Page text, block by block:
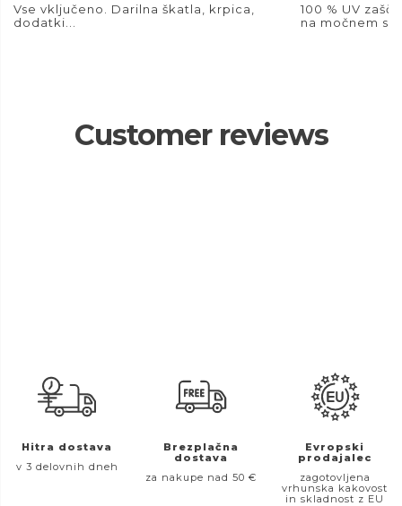
Vse vključeno. Darilna škatla, krpica,
dodatki...
100 % UV
na močnem
Customer reviews
Hitra dostava
v 3 delovnih dneh
Brezplačna
dostava
za nakupe nad 50 €
Evropski
prodajalec
zagotovljena
vrhunska kakovost
in skladnost z EU